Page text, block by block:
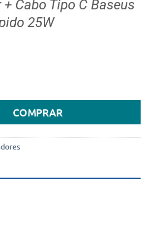
Cabo Tipo C Baseus
25W
COMPRAR